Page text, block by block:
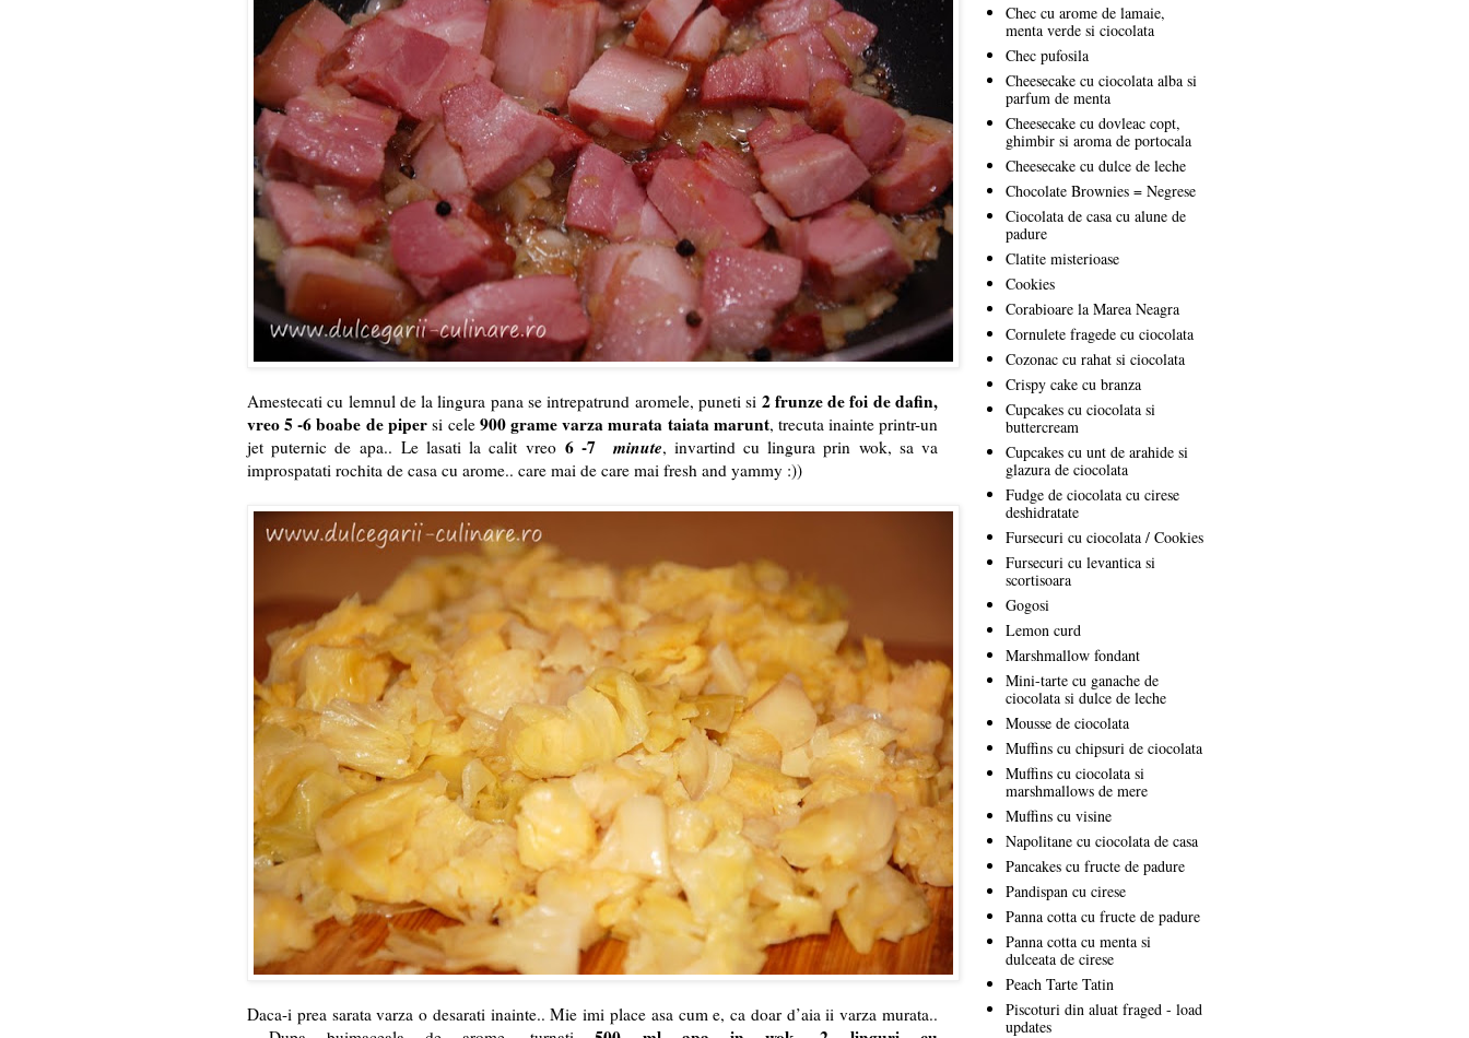
Amestecati cu lemnul de la lingura pana se intrepatrund aromele, puneti si 2 frunze de foi de dafin,
vreo 5 -6 boabe de pipersi cele 900 grame varza murata taiata marunt, trecuta inainte printr-un
jet puternic de apa.. Le lasati la calit vreo 6 -7 minute, invartind cu lingura prin wok, sa va
improspatati rochita de casa cu arome.. care mai de care mai fresh and yammy :))
Daca-i prea sarata varza o desarati inainte.. Mie imi place asa cum e, ca doar d’aia ii varza murata..
Chec cu arome de lamaie,
menta verde si ciocolata
Chec pufosila
Cheesecake cu ciocolata alba si
parfum de menta
Cheesecake cu dovleac copt,
ghimbir si aroma de portocala
Cheesecake cu dulce de leche
Chocolate Brownies = Negrese
Ciocolata de casa cu alune de
padure
Clatite misterioase
Cookies
Corabioare la Marea Neagra
Cornulete fragede cu ciocolata
Cozonac cu rahat si ciocolata
Crispy cake cu branza
Cupcakes cu ciocolata si
buttercream
Cupcakes cu unt de arahide si
glazura de ciocolata
Fudge de ciocolata cu cirese
deshidratate
Fursecuri cu ciocolata / Cookies
Fursecuri cu levantica si
scortisoara
Gogosi
Lemon curd
Marshmallow fondant
Mini-tarte cu ganache de
ciocolata si dulce de leche
Mousse de ciocolata
Muffins cu chipsuri de ciocolata
Muffins cu ciocolata si
marshmallows de mere
Muffins cu visine
Napolitane cu ciocolata de casa
Pancakes cu fructe de padure
Pandispan cu cirese
Panna cotta cu fructe de padure
Panna cotta cu menta si
dulceata de cirese
Peach Tarte Tatin
Piscoturi din aluat fraged - load
updates